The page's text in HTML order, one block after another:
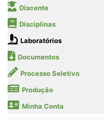
Discente
Disciplinas
Laboratórios
Documentos
Processo Seletivo
Produção
Minha Conta